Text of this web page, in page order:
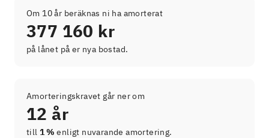
Om 10 år beräknas ni ha amorterat
377 160 kr
på lånet på er nya bostad.
Amorteringskravet går ner om
12 år
till 1 % enligt nuvarande amortering.